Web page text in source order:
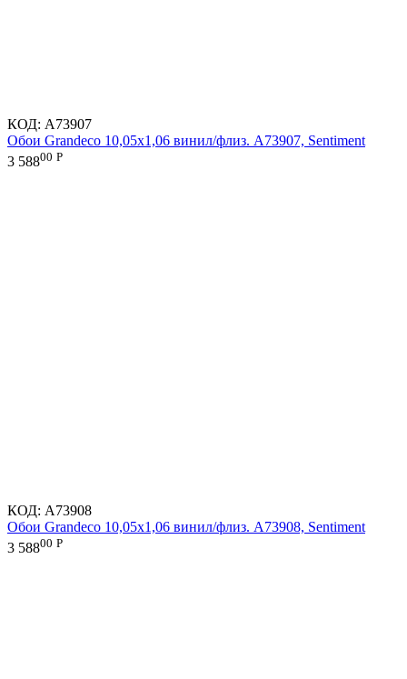
КОД: A73907
Обои Grandeco 10,05х1,06 винил/флиз. A73907, Sentiment
3 58800 Р
КОД: A73908
Обои Grandeco 10,05х1,06 винил/флиз. A73908, Sentiment
3 58800 Р